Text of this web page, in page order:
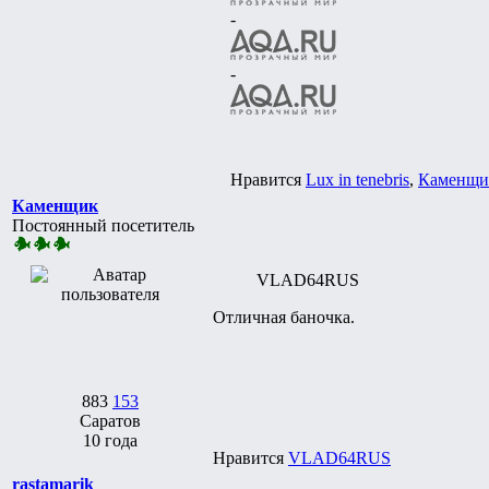
-
-
Нравится Lux in tenebris,
Каменщик
Постоянный посетитель
883 153
Саратов
10 года
VLAD64RUS
Отличная баночка.
Нравится VLAD64RUS
rastamarik